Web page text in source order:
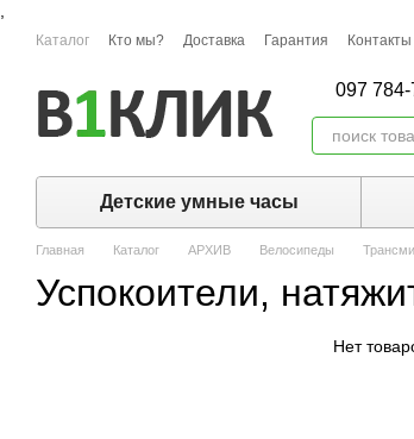
Перейти к основному контенту
Каталог Кто мы? Доставка Гарантия Контакты
097
Детские умные часы
Главная Каталог АРХИВ Велосипеды
Успокоители,
Нет